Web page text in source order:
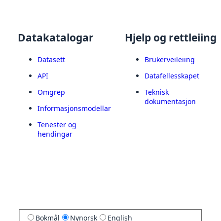
Datakatalogar
Datasett
API
Omgrep
Informasjonsmodellar
Tenester og
hendingar
Hjelp og rettleiing
Brukerveileiing
Datafellesskapet
Teknisk
dokumentasjon
Bokmål Nynorsk English